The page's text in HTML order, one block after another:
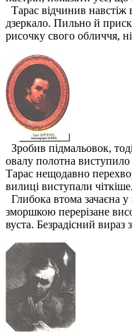
Тарас відчинив навстіж
дзеркало. Пильно й
рисочку свого обличчя,
Зробив підмальовок,
овалу полотна
Тарас нещодавно
вилиці виступали чіткіше.
Глибока втома зачаєна
зморшкою перерізане
вуста. Безрадісний вираз